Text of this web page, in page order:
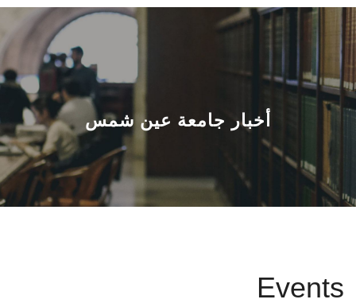
الرئيسيـة
عن الجامعة
القطاعـات
الشئون الأكاديمية
البحث العلمي
أخبار جامعة عين شمس
Events